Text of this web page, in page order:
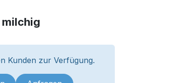
Kunden zur Verfügung.